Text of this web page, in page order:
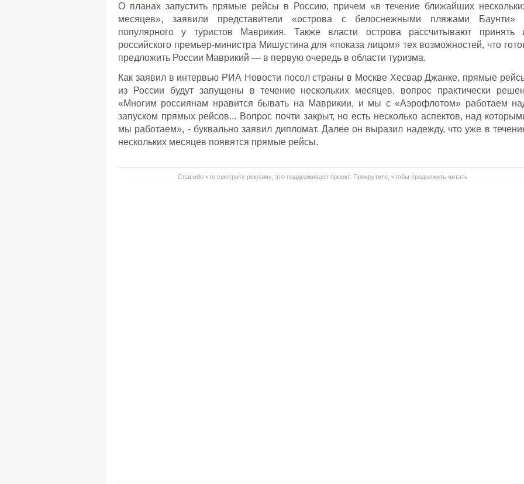
О планах запустить прямые рейсы в Россию, причем «в течение ближайших
месяцев», заявили представители «острова с белоснежными пляжами Баунти»
популярного у туристов Маврикия. Также власти острова рассчитывают принять
российского премьер-министра Мишустина для «показа лицом» тех возможностей, что
предложить России Маврикий — в первую очередь в области туризма.
Как заявил в интервью РИА Новости посол страны в Москве Хесвар Джанке, прямые
из России будут запущены в течение нескольких месяцев, вопрос практически
«Многим россиянам нравится бывать на Маврикии, и мы с «Аэрофлотом» работаем
запуском прямых рейсов... Вопрос почти закрыт, но есть несколько аспектов, над
мы работаем», - буквально заявил дипломат. Далее он выразил надежду, что уже в
нескольких месяцев появятся прямые рейсы.
Спасибо что смотрите рекламу, это поддерживает проект. Прокрутите, чтобы продолжить читать